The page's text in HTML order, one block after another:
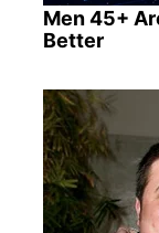
Men 45+
Better